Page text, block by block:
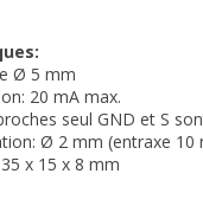
Ø 5 mm
20 mA max.
seul GND et S
Ø 2 mm (entraxe 10
x 15 x 8 mm